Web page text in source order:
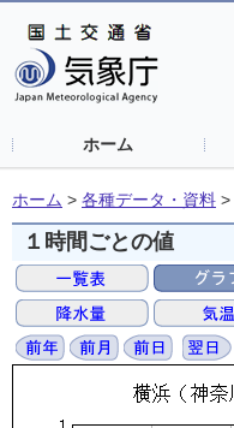
ホーム
ホーム > 各種データ・資料 >
１時間ごとの値